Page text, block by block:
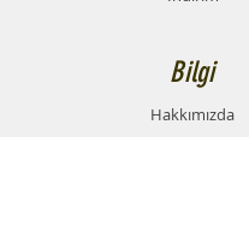
Bilgi
Hakkımızda